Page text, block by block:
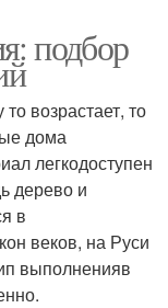
подбор
возрастает, то
дома
легкодоступен
дерево и
в
веков, на Руси
выполненияв